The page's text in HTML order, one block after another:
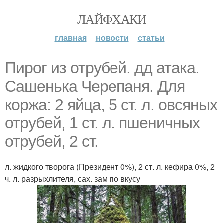
ЛАЙФХАКИ
главная новости статьи
Пирог из отрубей. дд атака.
Сашенька Черепаня. Для
коржа: 2 яйца, 5 ст. л. овсяных
отрубей, 1 ст. л. пшеничных
отрубей, 2 ст.
л. жидкого творога (Президент 0%), 2 ст. л. кефира 0%, 2
ч. л. разрыхлителя, сах. зам по вкусу